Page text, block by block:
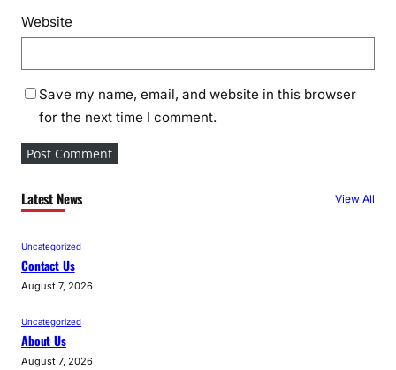
Website
Save my name, email, and website in this browser
for the next time I comment.
Latest News View All
Uncategorized
Contact Us
August 7, 2026
Uncategorized
About Us
August 7, 2026